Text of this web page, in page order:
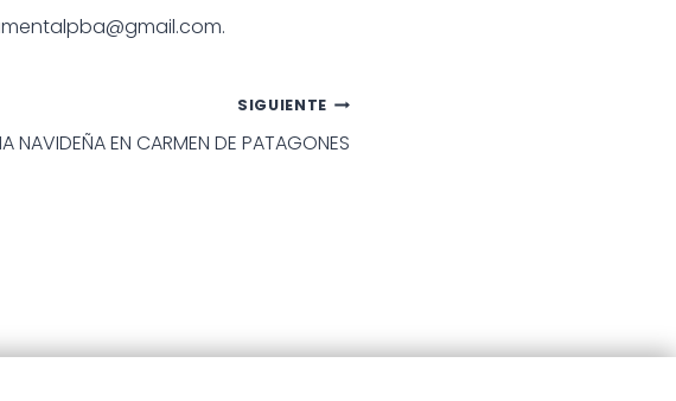
SIGUIENTE
NAVIDEÑA EN CARMEN DE PATAGONES